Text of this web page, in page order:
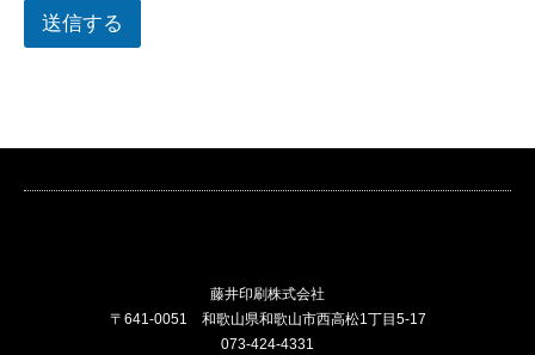
送信する
藤井印刷株式会社
〒641-0051 和歌山県和歌山市西高松1丁目5-17
073-424-4331